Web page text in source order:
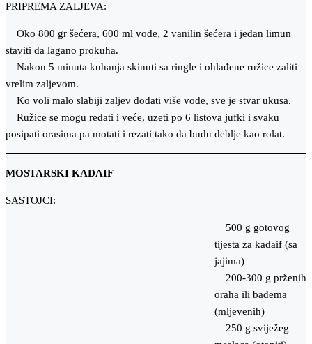
PRIPREMA ZALJEVA:
Oko 800 gr šećera, 600 ml vode, 2 vanilin šećera i jedan limun
staviti da lagano prokuha.
Nakon 5 minuta kuhanja skinuti sa ringle i ohlađene ružice zaliti
vrelim zaljevom.
Ko voli malo slabiji zaljev dodati više vode, sve je stvar ukusa.
Ružice se mogu redati i veće, uzeti po 6 listova jufki i svaku
posipati orasima pa motati i rezati tako da budu deblje kao rolat.
MOSTARSKI KADAIF
SASTOJCI:
500 g gotovog
tijesta za kadaif (sa
jajima)
200-300 g prženih
oraha ili badema
(mljevenih)
250 g sviježeg